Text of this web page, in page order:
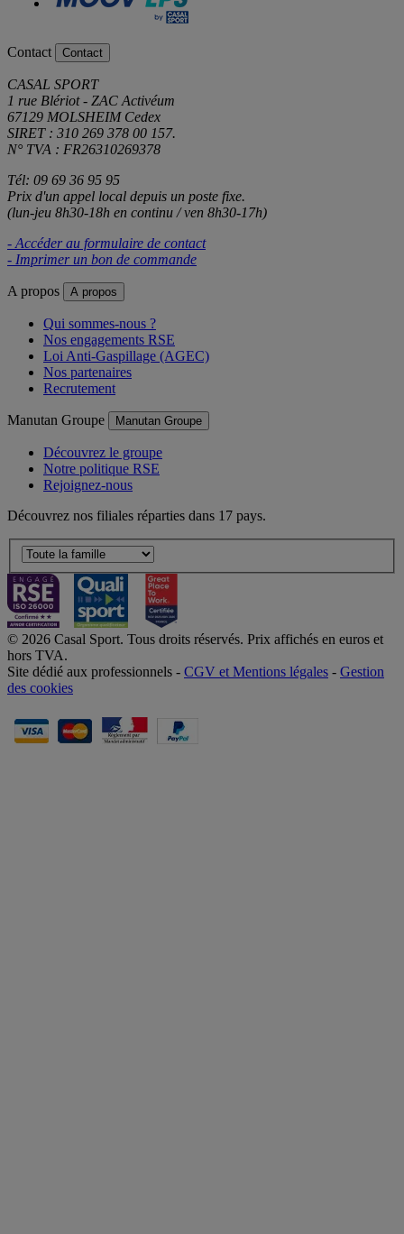
Contact Contact
CASAL SPORT
1 rue Blériot - ZAC Activéum
67129 MOLSHEIM Cedex
SIRET : 310 269 378 00 157.
N° TVA : FR26310269378
Tél: 09 69 36 95 95
Prix d'un appel local depuis un poste fixe.
(lun-jeu 8h30-18h en continu / ven 8h30-17h)
- Accéder au formulaire de contact
- Imprimer un bon de commande
A propos A propos
Qui sommes-nous ?
Nos engagements RSE
Loi Anti-Gaspillage (AGEC)
Nos partenaires
Recrutement
Manutan Groupe Manutan Groupe
Découvrez le groupe
Notre politique RSE
Rejoignez-nous
Découvrez nos filiales réparties dans 17 pays.
© 2026 Casal Sport. Tous droits réservés. Prix affichés en euros et
hors TVA.
Site dédié aux professionnels - CGV et Mentions légales - Gestion
des cookies